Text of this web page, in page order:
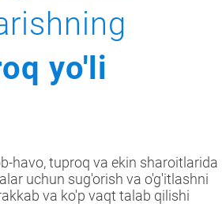
yo'li
havo, tuproq va ekin sharoitlarida
uchun sug'orish va o'g'itlashni
va ko'p vaqt talab qilishi